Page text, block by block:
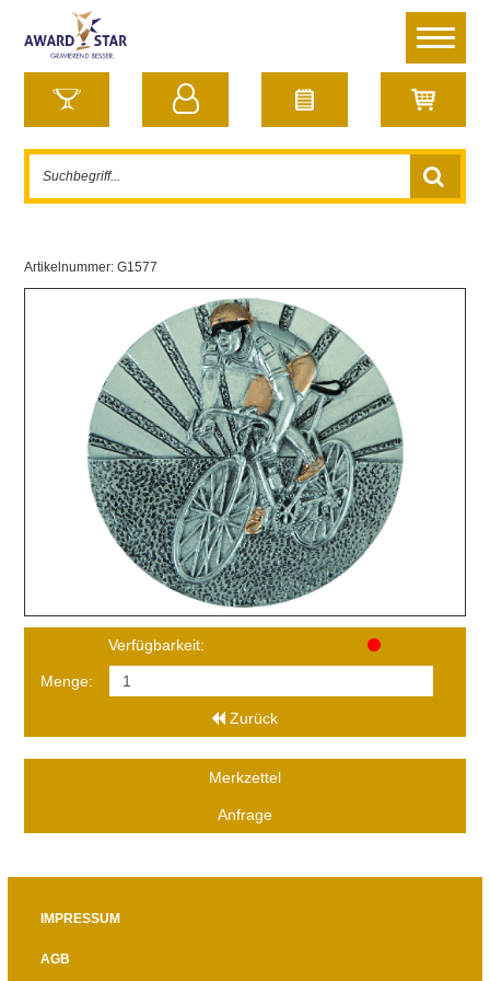
Artikelnummer: G1577
Verfügbarkeit:
Menge:
Zurück
Merkzettel
Anfrage
IMPRESSUM
AGB